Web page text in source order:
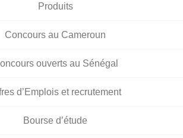
Produits
Concours au Cameroun
ouverts au Sénégal
d’Emplois et recrutement
Bourse d’étude